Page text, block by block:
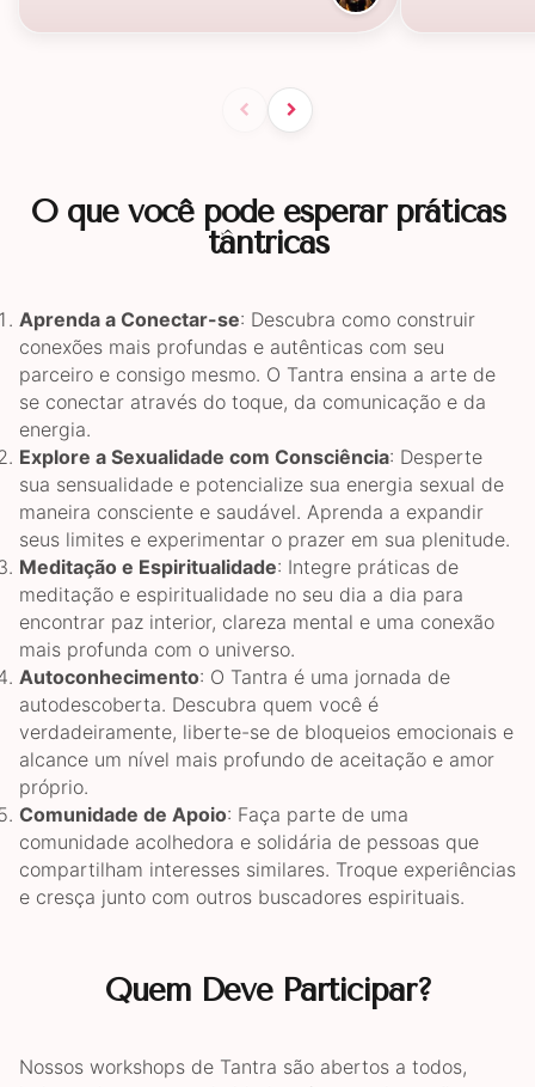
O que você pode esperar práticas
tântricas
Aprenda a Conectar-se: Descubra como construir
conexões mais profundas e autênticas com seu
parceiro e consigo mesmo. O Tantra ensina a arte de
se conectar através do toque, da comunicação e da
energia.
Explore a Sexualidade com Consciência: Desperte
sua sensualidade e potencialize sua energia sexual de
maneira consciente e saudável. Aprenda a expandir
seus limites e experimentar o prazer em sua plenitude.
Meditação e Espiritualidade: Integre práticas de
meditação e espiritualidade no seu dia a dia para
encontrar paz interior, clareza mental e uma conexão
mais profunda com o universo.
Autoconhecimento: O Tantra é uma jornada de
autodescoberta. Descubra quem você é
verdadeiramente, liberte-se de bloqueios emocionais e
alcance um nível mais profundo de aceitação e amor
próprio.
Comunidade de Apoio: Faça parte de uma
comunidade acolhedora e solidária de pessoas que
compartilham interesses similares. Troque experiências
e cresça junto com outros buscadores espirituais.
Quem Deve Participar?
Nossos workshops de Tantra são abertos a todos,